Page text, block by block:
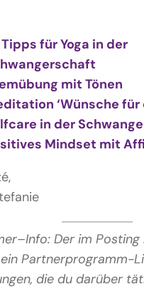
für Yoga in der
mit Tönen
‘Wünsche für
in der
Mindset mit
Der im
Partnerprogramm-
die du darüber